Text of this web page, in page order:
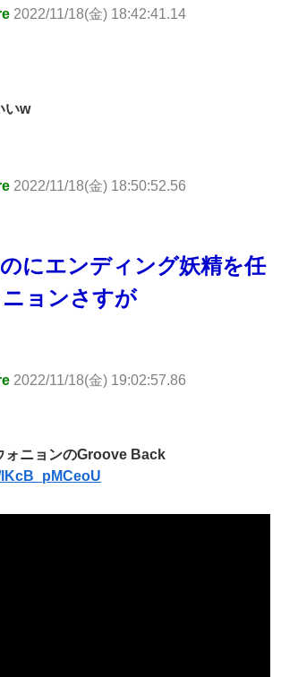
2022/11/18(金) 18:42:41.14
いw
2022/11/18(金) 18:50:52.56
にエンディング妖精を任
ョンさすが
2022/11/18(金) 19:02:57.86
ォニョンのGroove Back